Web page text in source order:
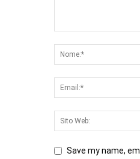
Save my name,